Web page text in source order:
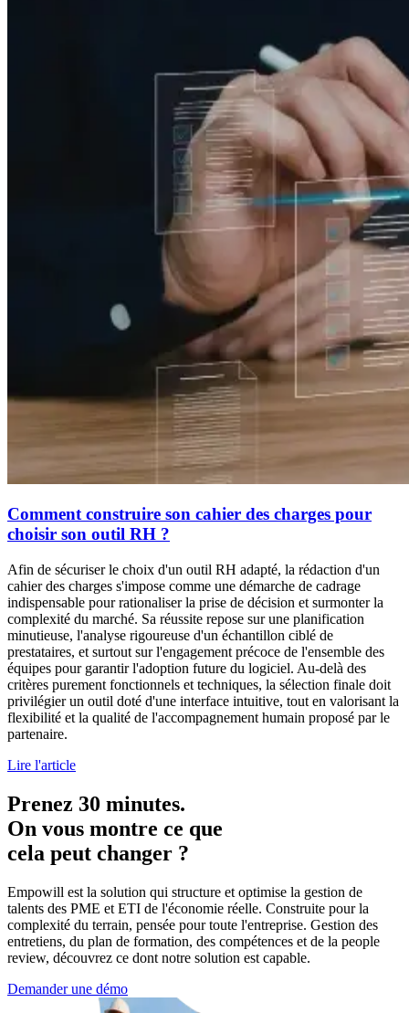
Comment construire son cahier des charges pour
choisir son outil RH ?
Afin de sécuriser le choix d'un outil RH adapté, la rédaction d'un
cahier des charges s'impose comme une démarche de cadrage
indispensable pour rationaliser la prise de décision et surmonter la
complexité du marché. Sa réussite repose sur une planification
minutieuse, l'analyse rigoureuse d'un échantillon ciblé de
prestataires, et surtout sur l'engagement précoce de l'ensemble des
équipes pour garantir l'adoption future du logiciel. Au-delà des
critères purement fonctionnels et techniques, la sélection finale doit
privilégier un outil doté d'une interface intuitive, tout en valorisant la
flexibilité et la qualité de l'accompagnement humain proposé par le
partenaire.
Lire l'article
Prenez 30 minutes.
On vous montre ce que
cela peut changer ?
Empowill est la solution qui structure et optimise la gestion de
talents des PME et ETI de l'économie réelle. Construite pour la
complexité du terrain, pensée pour toute l'entreprise. Gestion des
entretiens, du plan de formation, des compétences et de la people
review, découvrez ce dont notre solution est capable.
Demander une démo